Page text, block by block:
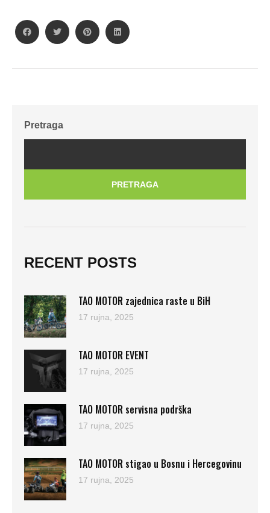
Pretraga
PRETRAGA
RECENT POSTS
TAO MOTOR zajednica raste u BiH
17 rujna, 2025
TAO MOTOR EVENT
17 rujna, 2025
TAO MOTOR servisna podrška
17 rujna, 2025
TAO MOTOR stigao u Bosnu i Hercegovinu
17 rujna, 2025